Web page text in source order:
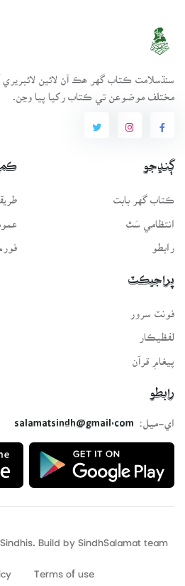
مختلف موضوعن تي ڪتاب رکيا پيا وڃن.
ڳنڍجو
ڪتاب گهر بابت
انتظامي سَٿ
رابطو
پراجيڪٽ
لفظيڪار
پيغامِ قرآن
رابطو
اي-ميل:
salamatsindh@gmail.com
Build by
Terms of use